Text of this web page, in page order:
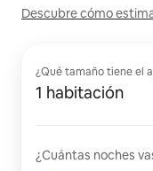
Descubre cómo
¿Qué tamaño tiene el
1 habitación
¿Cuántas noches